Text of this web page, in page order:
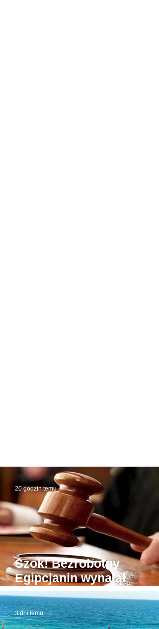
Szok! Bezrobotny
Egipcjanin wynajął
budynek sądu. W
roboty todze wyłudzał
łapówki od naiwnych
20 godzin temu
3 dni temu